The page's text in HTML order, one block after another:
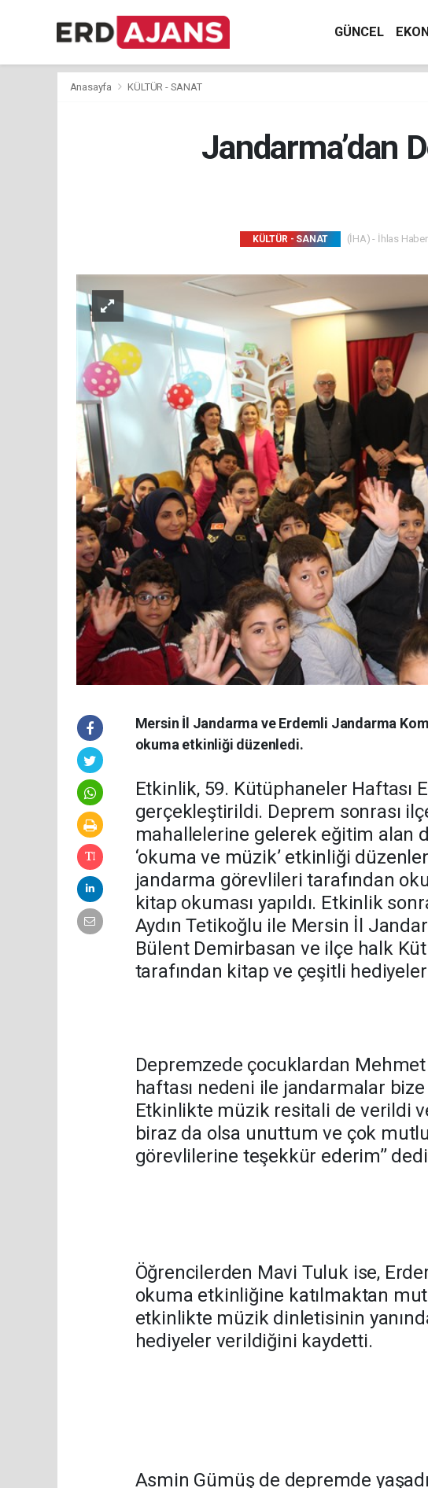
GÜNCEL
Anasayfa KÜLTÜR - SANAT
Jandarma’dan
KÜLTÜR - SANAT (İHA) - İhlas
Mersin İl Jandarma ve Erdemli Jandarma
okuma etkinliği düzenledi.
Etkinlik, 59. Kütüphaneler Haftası
gerçekleştirildi. Deprem sonrası
mahallelerine gelerek eğitim alan
‘okuma ve müzik’ etkinliği
jandarma görevlileri tarafından
kitap okuması yapıldı. Etkinlik
Aydın Tetikoğlu ile Mersin İl
Bülent Demirbasan ve ilçe halk
tarafından kitap ve çeşitli
Depremzede çocuklardan Mehmet
haftası nedeni ile jandarmalar
Etkinlikte müzik resitali de verildi
biraz da olsa unuttum ve çok
görevlilerine teşekkür ederim’’
Öğrencilerden Mavi Tuluk ise,
okuma etkinliğine katılmaktan
etkinlikte müzik dinletisinin
hediyeler verildiğini kaydetti.
Asmin Gümüş de depremde